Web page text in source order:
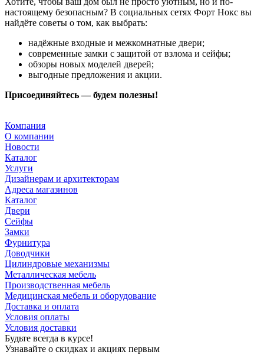
настоящему безопасным? В социальных сетях Форт Нокс вы
найдёте советы о том, как выбрать:
надёжные входные и межкомнатные двери;
современные замки с защитой от взлома и сейфы;
обзоры новых моделей дверей;
выгодные предложения и акции.
Присоединяйтесь — будем полезны!
Компания
О компании
Новости
Каталог
Услуги
Дизайнерам и архитекторам
Адреса магазинов
Каталог
Двери
Сейфы
Замки
Фурнитура
Доводчики
Цилиндровые механизмы
Металлическая мебель
Производственная мебель
Медицинская мебель и оборудование
Доставка и оплата
Условия оплаты
Условия доставки
Будьте всегда в курсе!
Узнавайте о скидках и акциях первым